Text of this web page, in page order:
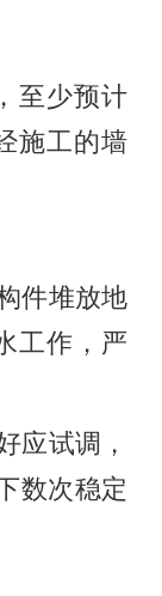
至少预计
施工的墙
件堆放地
工作，严
应试调，
数次稳定